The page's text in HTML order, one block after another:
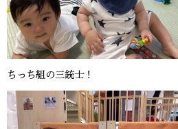
ちっち組の三銃士！